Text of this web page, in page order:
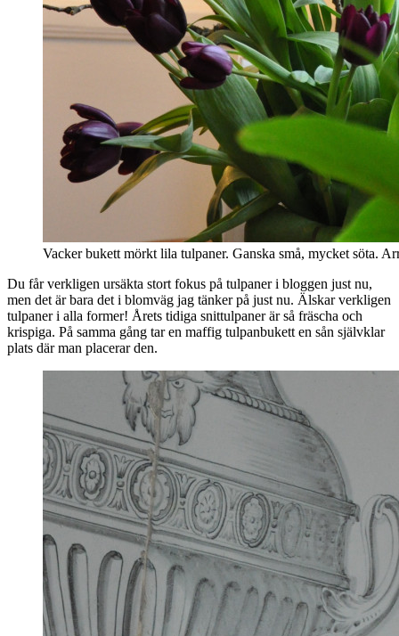
Vacker bukett mörkt lila tulpaner. Ganska små, mycket söta.
Du får verkligen ursäkta stort fokus på tulpaner i bloggen just nu,
men det är bara det i blomväg jag tänker på just nu. Älskar verkligen
tulpaner i alla former! Årets tidiga snittulpaner är så fräscha och
krispiga. På samma gång tar en maffig tulpanbukett en sån självklar
plats där man placerar den.